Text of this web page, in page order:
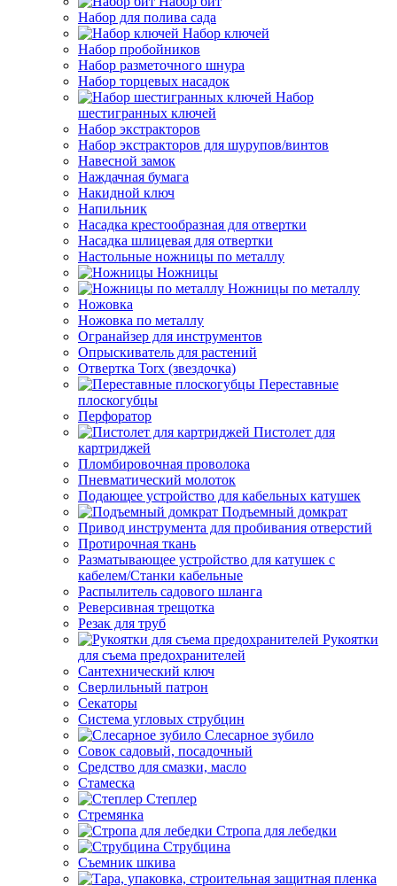
Набор для полива сада
Набор ключей
Набор пробойников
Набор разметочного шнура
Набор торцевых насадок
Набор
шестигранных ключей
Набор экстракторов
Набор экстракторов для шурупов/винтов
Навесной замок
Наждачная бумага
Накидной ключ
Напильник
Насадка крестообразная для отвертки
Насадка шлицевая для отвертки
Настольные ножницы по металлу
Ножницы
Ножницы по металлу
Ножовка
Ножовка по металлу
Огранайзер для инструментов
Опрыскиватель для растений
Отвертка Torx (звездочка)
Переставные
плоскогубцы
Перфоратор
Пистолет для
картриджей
Пломбировочная проволока
Пневматический молоток
Подающее устройство для кабельных катушек
Подъемный домкрат
Привод инструмента для пробивания отверстий
Протирочная ткань
Разматывающее устройство для катушек с
кабелем/Станки кабельные
Распылитель садового шланга
Реверсивная трещотка
Резак для труб
Рукоятки
для съема предохранителей
Сантехнический ключ
Сверлильный патрон
Секаторы
Система угловых струбцин
Слесарное зубило
Совок садовый, посадочный
Средство для смазки, масло
Стамеска
Степлер
Стремянка
Стропа для лебедки
Струбцина
Съемник шкива